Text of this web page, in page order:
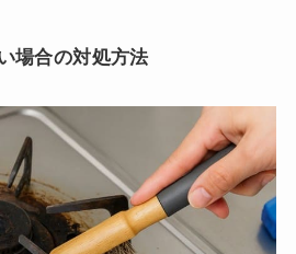
場合の対処方法